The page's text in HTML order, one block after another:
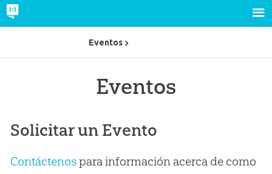
Eventos
Solicitar un Evento
Contáctenospara información acerca de como
Eventos